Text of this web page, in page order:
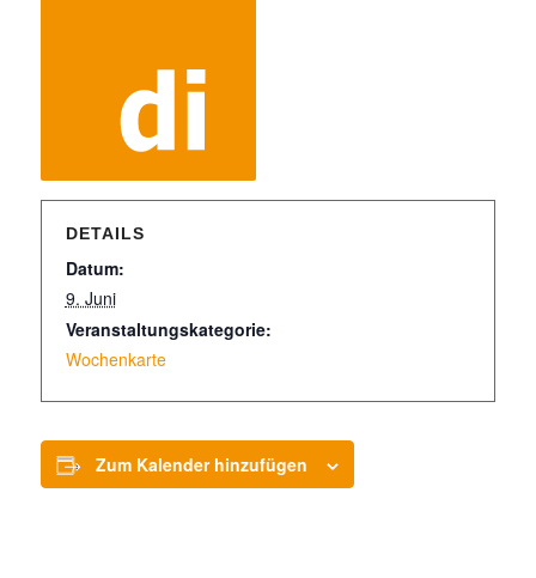
DETAILS
Datum:
9. Juni
Veranstaltungskategorie:
Wochenkarte
Zum Kalender hinzufügen